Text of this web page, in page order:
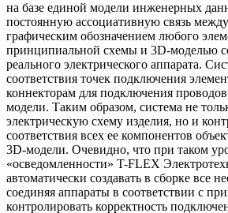
на базе единой модели инженерных
постоянную ассоциативную связь
графическим обозначением любого
принципиальной схемы и 3D-моделью
реального электрического аппарата.
соответствия точек подключения
коннекторам для подключения
модели. Таким образом, система не
электрическую схему изделия, но и
соответствия всех ее компонентов
3D-модели. Очевидно, что при таком
«осведомленности» T-FLEX
автоматически создавать в сборке все
соединяя аппараты в соответствии с
контролировать корректность